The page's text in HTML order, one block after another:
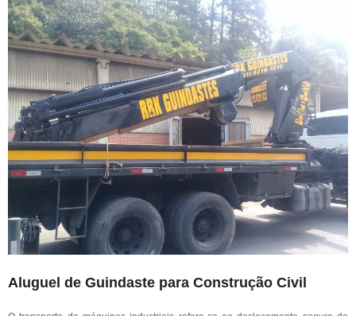
Aluguel de Guindaste para Construção Civil